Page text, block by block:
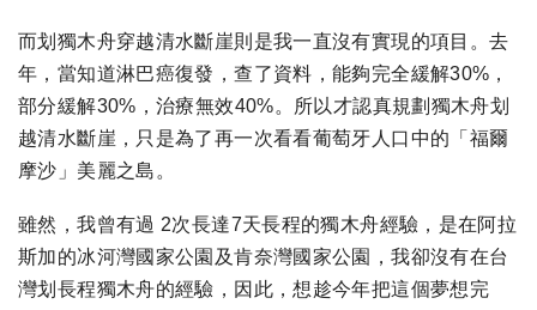
而划獨木舟穿越清水斷崖則是我一直沒有實現的項目。去
年，當知道淋巴癌復發，查了資料，能夠完全緩解30%，
部分緩解30%，治療無效40%。所以才認真規劃獨木舟划
越清水斷崖，只是為了再一次看看葡萄牙人口中的「福爾
摩沙」美麗之島。
雖然，我曾有過 2次長達7天長程的獨木舟經驗，是在阿拉
斯加的冰河灣國家公園及肯奈灣國家公園，我卻沒有在台
灣划長程獨木舟的經驗，因此，想趁今年把這個夢想完